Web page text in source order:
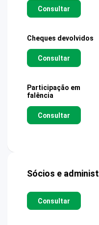
Consultar
Cheques devolvidos
Consultar
Participação em
falência
Consultar
Sócios e
Consultar